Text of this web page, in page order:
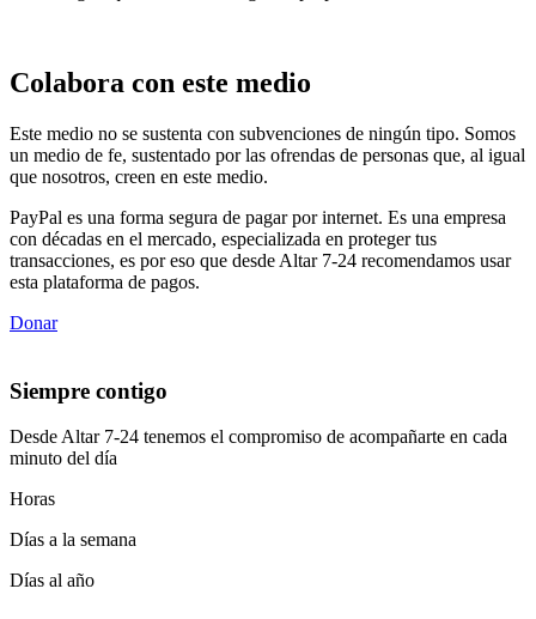
Colabora con este medio
Este medio no se sustenta con subvenciones de ningún tipo. Somos
un medio de fe, sustentado por las ofrendas de personas que, al igual
que nosotros, creen en este medio.
PayPal es una forma segura de pagar por internet. Es una empresa
con décadas en el mercado, especializada en proteger tus
transacciones, es por eso que desde Altar 7-24 recomendamos usar
esta plataforma de pagos.
Donar
Siempre contigo
Desde Altar 7-24 tenemos el compromiso de acompañarte en cada
minuto del día
Horas
Días a la semana
Días al año